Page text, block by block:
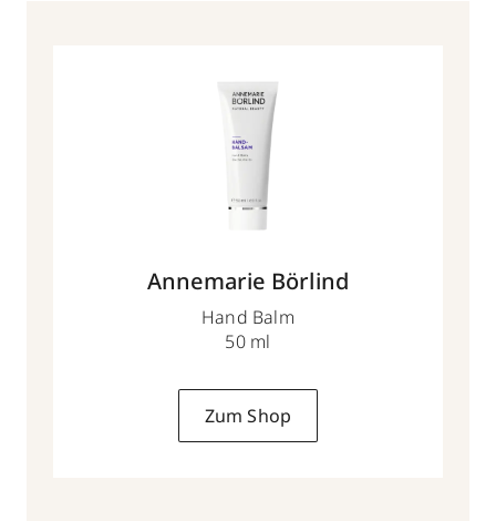
Annemarie Börlind
Hand Balm
50 ml
Zum Shop